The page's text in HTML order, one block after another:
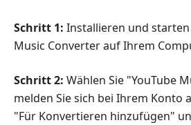
Schritt 1: Installieren und starten
Music Converter auf Ihrem
Schritt 2: Wählen Sie "YouTube
melden Sie sich bei Ihrem Konto
"Für Konvertieren hinzufügen"